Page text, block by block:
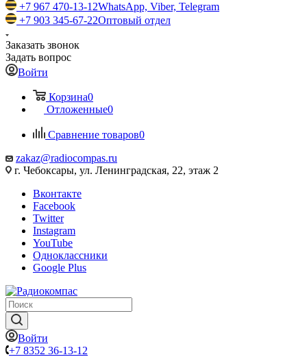
+7 967 470-13-12WhatsApp, Viber, Telegram
+7 903 345-67-22Оптовый отдел
Заказать звонок
Задать вопрос
Войти
Корзина0
Отложенные0
Сравнение товаров0
zakaz@radiocompas.ru
г. Чебоксары, ул. Ленинградская, 22, этаж 2
Вконтакте
Facebook
Twitter
Instagram
YouTube
Одноклассники
Google Plus
Войти
+7 8352 36-13-12